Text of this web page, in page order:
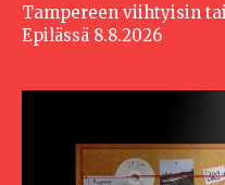
Tampereen viihtyisin
Epilässä 8.8.2026